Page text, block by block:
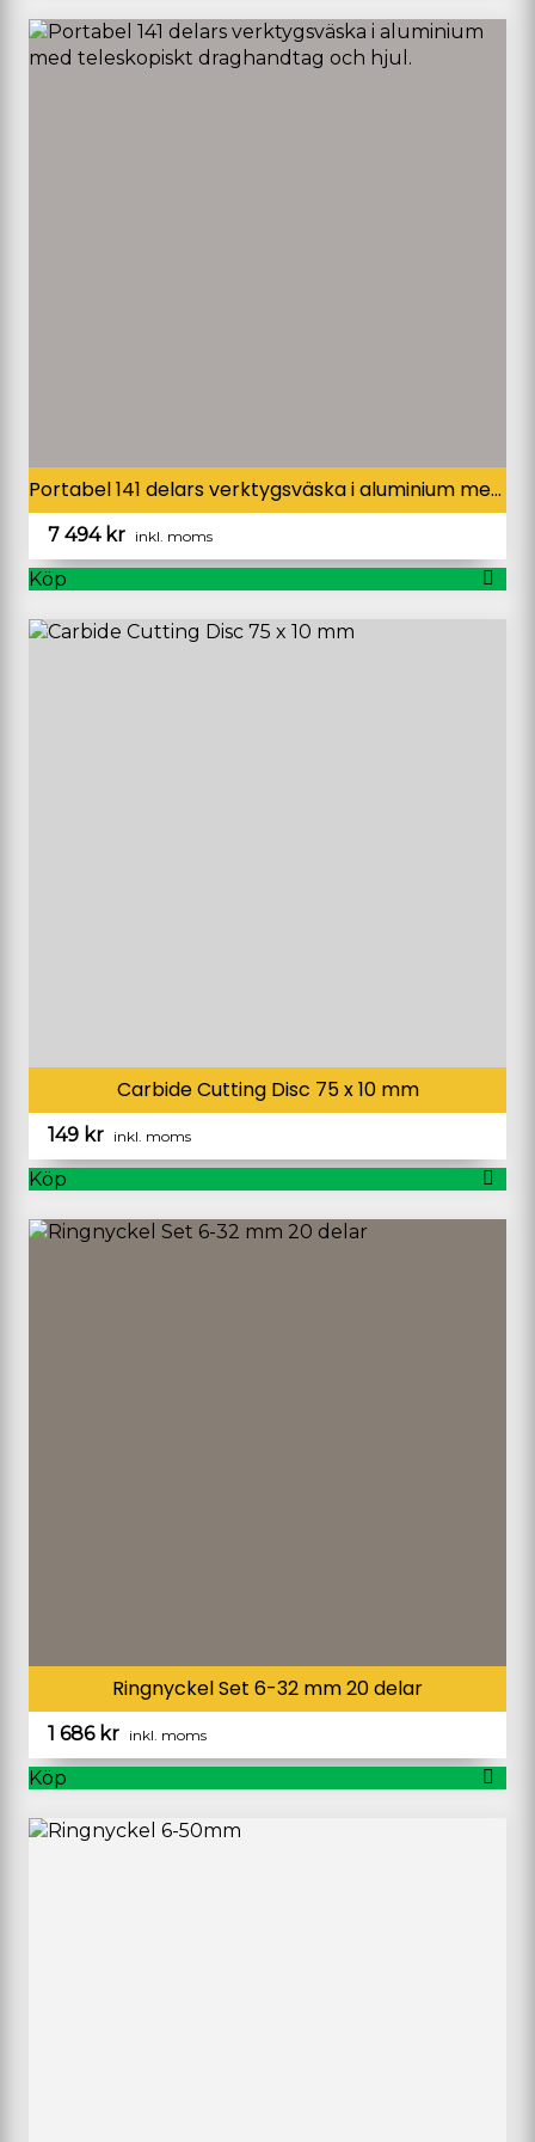
Portabel 141 delars verktygsväska i aluminium med teleskopiskt draghandtag och hjul.
7 494 kr inkl. moms
Köp
Carbide Cutting Disc 75 x 10 mm
149 kr inkl. moms
Köp
Ringnyckel Set 6-32 mm 20 delar
1 686 kr inkl. moms
Köp